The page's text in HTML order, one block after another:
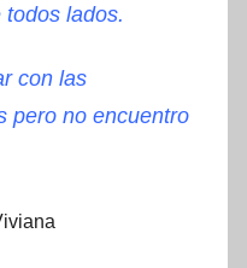
lados.
con las
pero no encuentro